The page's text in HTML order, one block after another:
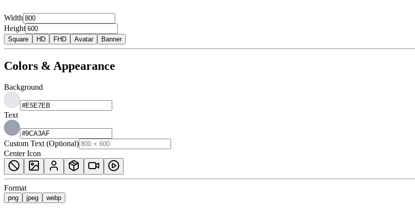
Width
Height
Square HD FHD Avatar Banner
Colors & Appearance
Background
Text
Custom Text (Optional)
Center Icon
Format
png jpeg webp